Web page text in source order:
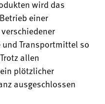
wird das
einer
Transportmittel so
allen
plötzlicher
ausgeschlossen